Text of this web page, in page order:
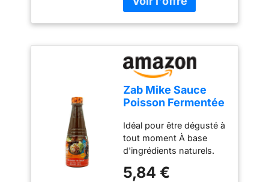
Zab Mike Sauce
Poisson Fermentée
350ml
Idéal pour être dégusté à
tout moment À base
d'ingrédients naturels.
rafraîchissant
5,84 €